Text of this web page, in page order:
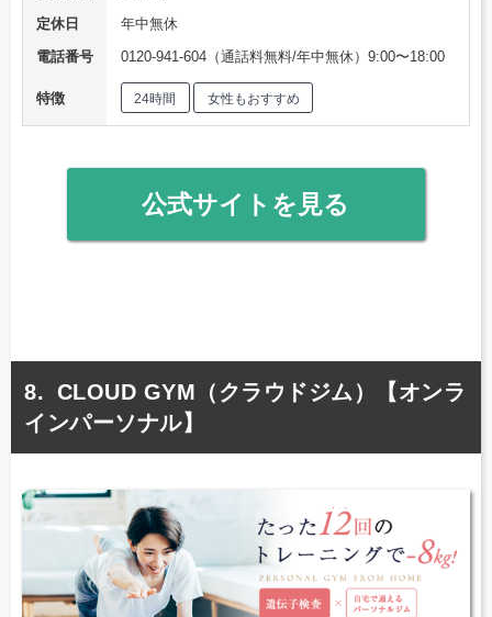
定休日
年中無休
電話番号
0120-941-604（通話料無料/年中無休）9:00〜18:00
特徴 24時間 女性もおすすめ
公式サイトを見る
CLOUD GYM（クラウドジム）【オンラ
インパーソナル】